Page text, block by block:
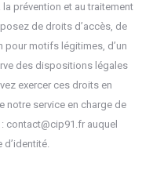
prévention et au traitement
de droits d’accès, de
motifs légitimes, d’un
des dispositions légales
exercer ces droits en
notre service en charge de
contact@cip91.fr auquel